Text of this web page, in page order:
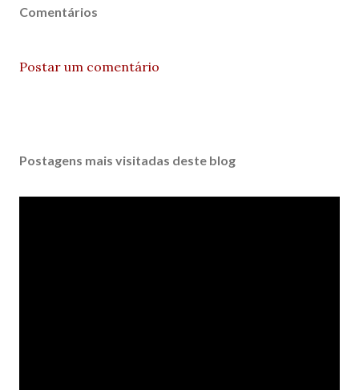
Comentários
Postar um comentário
Postagens mais visitadas deste blog